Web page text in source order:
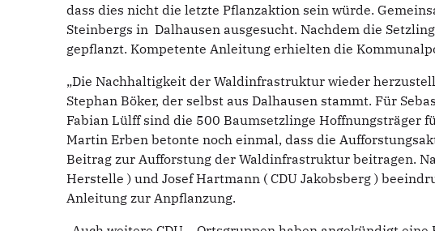
dass dies nicht die letzte Pflanzaktion sein würde.
Steinbergs in Dalhausen ausgesucht. Nachdem die
gepflanzt. Kompetente Anleitung erhielten die
„Die Nachhaltigkeit der Waldinfrastruktur wieder
Stephan Böker, der selbst aus Dalhausen stammt. Für
Fabian Lülff sind die 500 Baumsetzlinge Hoffnungsträger
Martin Erben betonte noch einmal, dass die
Beitrag zur Aufforstung der Waldinfrastruktur beitragen.
Herstelle ) und Josef Hartmann ( CDU Jakobsberg )
Anleitung zur Anpflanzung.